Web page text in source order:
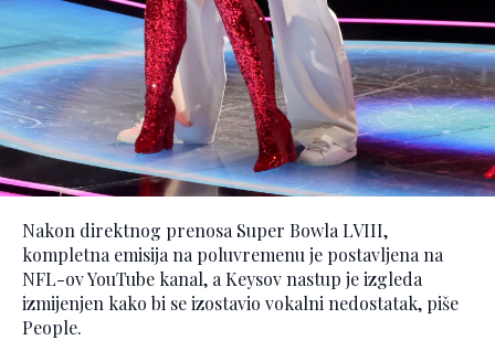
Nakon direktnog prenosa Super Bowla LVIII,
kompletna emisija na poluvremenu je postavljena na
NFL-ov YouTube kanal, a Keysov nastup je izgleda
izmijenjen kako bi se izostavio vokalni nedostatak, piše
People.